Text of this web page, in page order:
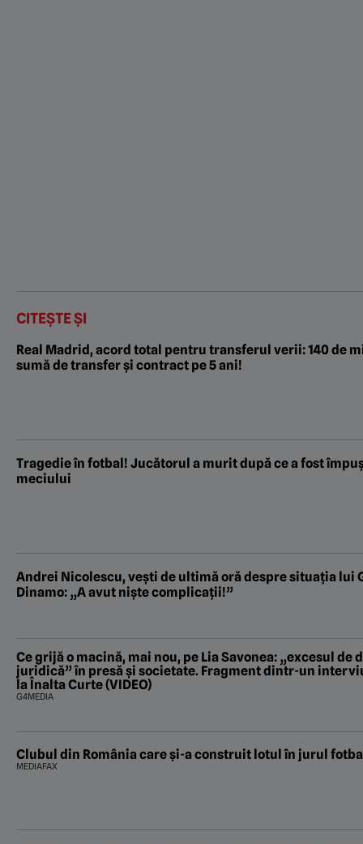
CITEȘTE ȘI
Real Madrid, acord total pentru transferul verii: 140 de
sumă de transfer și contract pe 5 ani!
Tragedie în fotbal! Jucătorul a murit după ce a fost
meciului
Andrei Nicolescu, vești de ultimă oră despre situația lui
Dinamo: „A avut niște complicații!”
Ce grijă o macină, mai nou, pe Lia Savonea: „excesul de
juridică” în presă și societate. Fragment dintr-un
la Înalta Curte (VIDEO)
G4MEDIA
Clubul din România care și-a construit lotul în jurul
MEDIAFAX